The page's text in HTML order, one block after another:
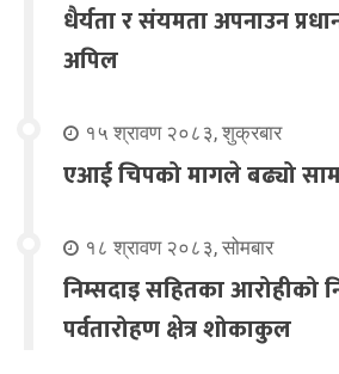
धैर्यता र संयमता अपनाउन
अपिल
१५ श्रावण २०८३, शुक्रबार
एआई चिपको मागले बढ्यो
१८ श्रावण २०८३, सोमबार
निम्सदाइ सहितका आरोहीको
पर्वतारोहण क्षेत्र शोकाकुल